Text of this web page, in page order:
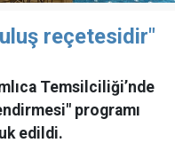
reçetesidir"
Temsilciliği’nde
programı
edildi.